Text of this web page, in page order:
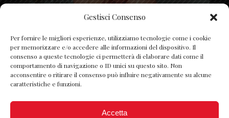
Gestisci Consenso
Per fornire le migliori esperienze, utilizziamo tecnologie come i cookie
per memorizzare e/o accedere alle informazioni del dispositivo. Il
consenso a queste tecnologie ci permetterà di elaborare dati come il
comportamento di navigazione o ID unici su questo sito. Non
acconsentire o ritirare il consenso può influire negativamente su alcune
caratteristiche e funzioni.
Accetta
Segui su Instagram